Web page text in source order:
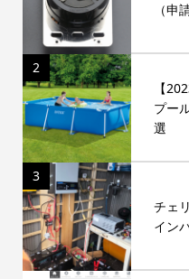
（申
2
【
プー
選
3
チェ
イン